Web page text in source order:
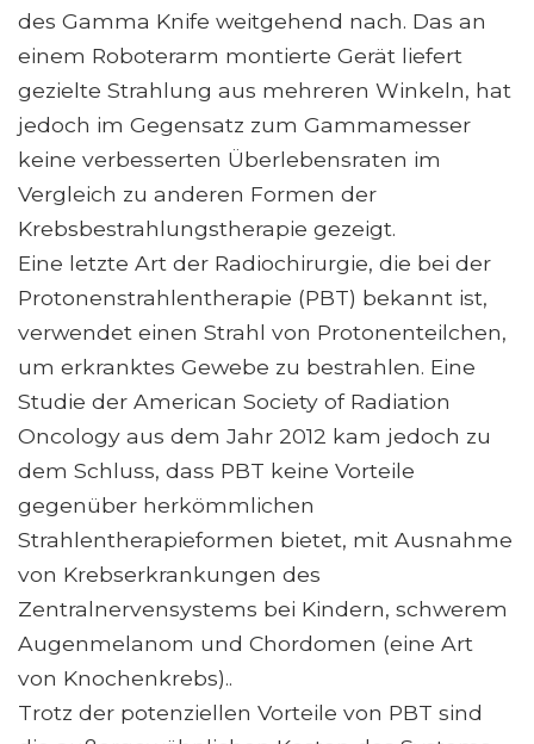
des Gamma Knife weitgehend nach. Das an
einem Roboterarm montierte Gerät liefert
gezielte Strahlung aus mehreren Winkeln, hat
jedoch im Gegensatz zum Gammamesser
keine verbesserten Überlebensraten im
Vergleich zu anderen Formen der
Krebsbestrahlungstherapie gezeigt.
Eine letzte Art der Radiochirurgie, die bei der
Protonenstrahlentherapie (PBT) bekannt ist,
verwendet einen Strahl von Protonenteilchen,
um erkranktes Gewebe zu bestrahlen. Eine
Studie der American Society of Radiation
Oncology aus dem Jahr 2012 kam jedoch zu
dem Schluss, dass PBT keine Vorteile
gegenüber herkömmlichen
Strahlentherapieformen bietet, mit Ausnahme
von Krebserkrankungen des
Zentralnervensystems bei Kindern, schwerem
Augenmelanom und Chordomen (eine Art
von Knochenkrebs)..
Trotz der potenziellen Vorteile von PBT sind